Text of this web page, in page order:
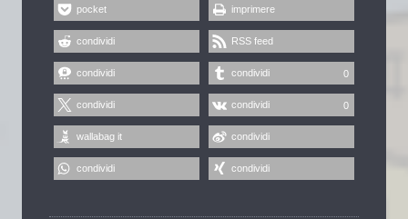
pocket imprimere
condividi RSS feed
condividi condividi 0
condividi condividi 0
wallabag it condividi
condividi condividi